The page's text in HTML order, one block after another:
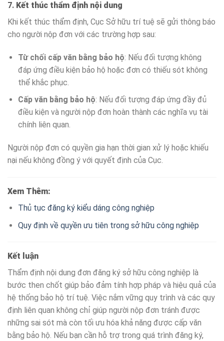
7. Kết thúc thẩm định nội dung
Khi kết thúc thẩm định, Cục Sở hữu trí tuệ sẽ gửi thông báo
cho người nộp đơn với các trường hợp sau:
Từ chối cấp văn bằng bảo hộ: Nếu đối tượng không
đáp ứng điều kiện bảo hộ hoặc đơn có thiếu sót không
thể khắc phục.
Cấp văn bằng bảo hộ: Nếu đối tượng đáp ứng đầy đủ
điều kiện và người nộp đơn hoàn thành các nghĩa vụ tài
chính liên quan.
Người nộp đơn có quyền gia hạn thời gian xử lý hoặc khiếu
nại nếu không đồng ý với quyết định của Cục.
Xem Thêm:
Thủ tục đăng ký kiểu dáng công nghiệp
Quy định về quyền ưu tiên trong sở hữu công nghiệp
Kết luận
Thẩm định nội dung đơn đăng ký sở hữu công nghiệp là
bước then chốt giúp bảo đảm tính hợp pháp và hiệu quả của
hệ thống bảo hộ trí tuệ. Việc nắm vững quy trình và các quy
định liên quan không chỉ giúp người nộp đơn tránh được
những sai sót mà còn tối ưu hóa khả năng được cấp văn
bằng bảo hộ. Nếu bạn cần hỗ trợ trong quá trình đăng ký,